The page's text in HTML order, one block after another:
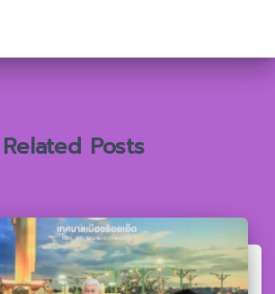
Related Posts